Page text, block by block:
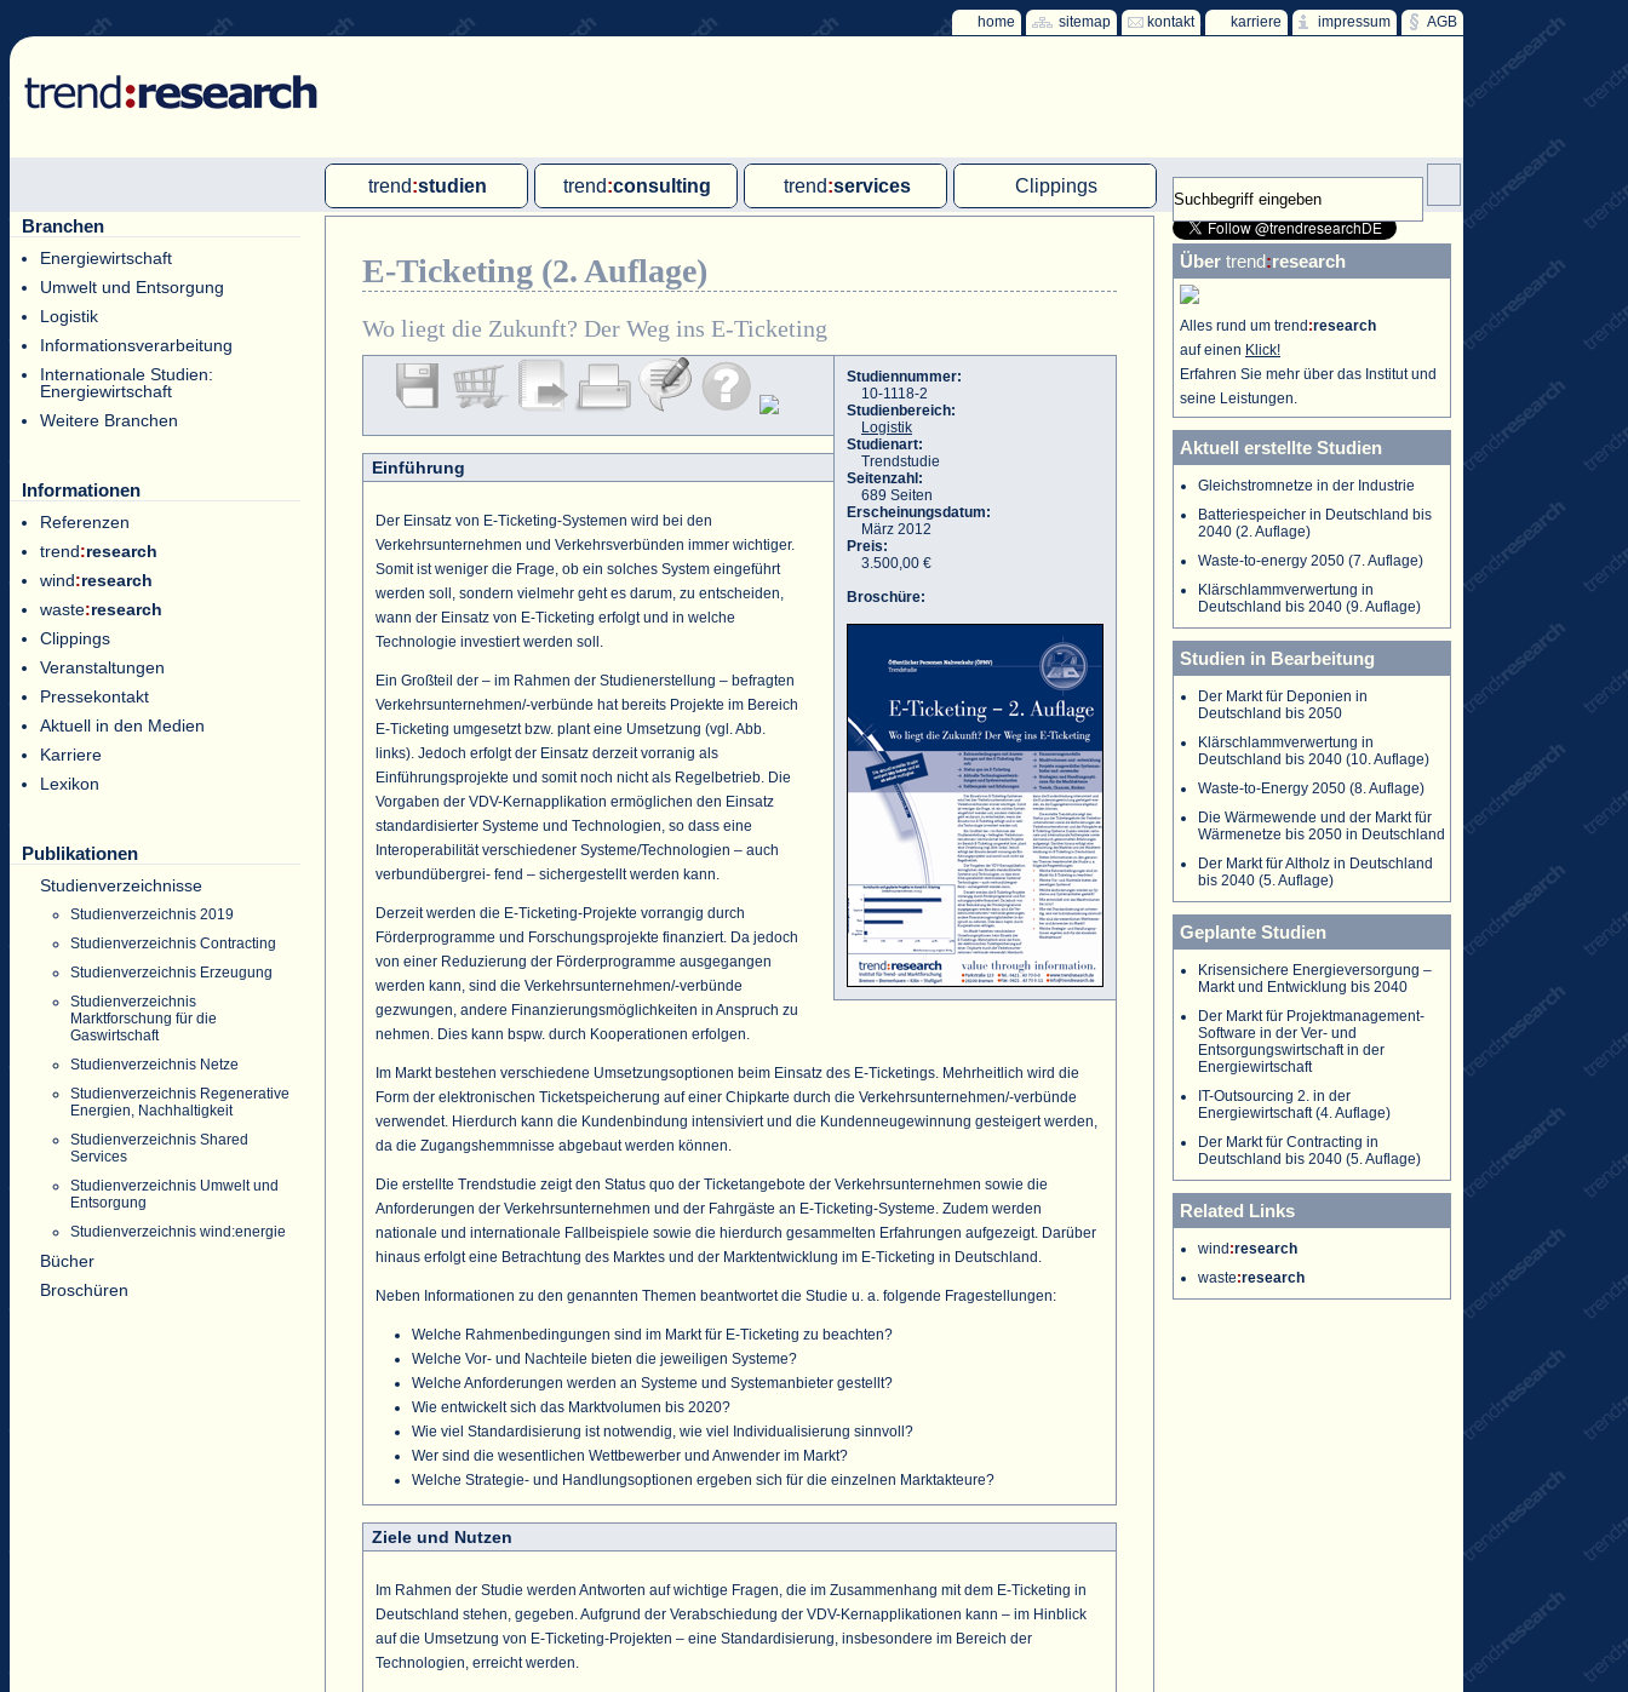
AGB
impressum
karriere
kontakt
sitemap
home
trend:studien
Single-Client-Studien
trend:consulting
Due Diligence
trend:services
Endkundenbefragung
PAP-Clipping
Mitarbeiterbefragung
Marktforschungsmanagement
Clippings
Wasserstoff
Branchen
Energiewirtschaft
Umwelt und Entsorgung
Logistik
Informationsverarbeitung
Internationale Studien:
Energiewirtschaft
Weitere Branchen
Informationen
Referenzen
trend:research
wind:research
waste:research
Clippings
Veranstaltungen
Pressekontakt
Aktuell in den Medien
Karriere
Lexikon
Publikationen
Studienverzeichnisse
Studienverzeichnis 2019
Studienverzeichnis Contracting
Studienverzeichnis Erzeugung
Studienverzeichnis
Marktforschung für die
Gaswirtschaft
Studienverzeichnis Netze
Studienverzeichnis Regenerative
Energien, Nachhaltigkeit
Studienverzeichnis Shared
Services
Studienverzeichnis Umwelt und
Entsorgung
Studienverzeichnis wind:energie
Bücher
Broschüren
E-Ticketing (2. Auflage)
Wo liegt die Zukunft? Der Weg ins E-Ticketing
Studiennummer:
10-1118-2
Studienbereich:
Logistik
Studienart:
Trendstudie
Seitenzahl:
689 Seiten
Erscheinungsdatum:
März 2012
Preis:
3.500,00 €
Broschüre:
Einführung
Der Einsatz von E-Ticketing-Systemen wird bei den
Verkehrsunternehmen und Verkehrsverbünden immer wichtiger.
Somit ist weniger die Frage, ob ein solches System eingeführt
werden soll, sondern vielmehr geht es darum, zu entscheiden,
wann der Einsatz von E-Ticketing erfolgt und in welche
Technologie investiert werden soll.
Ein Großteil der – im Rahmen der Studienerstellung – befragten
Verkehrsunternehmen/-verbünde hat bereits Projekte im Bereich
E-Ticketing umgesetzt bzw. plant eine Umsetzung (vgl. Abb.
links). Jedoch erfolgt der Einsatz derzeit vorranig als
Einführungsprojekte und somit noch nicht als Regelbetrieb. Die
Vorgaben der VDV-Kernapplikation ermöglichen den Einsatz
standardisierter Systeme und Technologien, so dass eine
Interoperabilität verschiedener Systeme/Technologien – auch
verbundübergrei- fend – sichergestellt werden kann.
Derzeit werden die E-Ticketing-Projekte vorrangig durch
Förderprogramme und Forschungsprojekte finanziert. Da jedoch
von einer Reduzierung der Förderprogramme ausgegangen
werden kann, sind die Verkehrsunternehmen/-verbünde
gezwungen, andere Finanzierungsmöglichkeiten in Anspruch zu
nehmen. Dies kann bspw. durch Kooperationen erfolgen.
Im Markt bestehen verschiedene Umsetzungsoptionen beim Einsatz des E-Ticketings. Mehrheitlich wird die
Form der elektronischen Ticketspeicherung auf einer Chipkarte durch die Verkehrsunternehmen/-verbünde
verwendet. Hierdurch kann die Kundenbindung intensiviert und die Kundenneugewinnung gesteigert werden,
da die Zugangshemmnisse abgebaut werden können.
Die erstellte Trendstudie zeigt den Status quo der Ticketangebote der Verkehrsunternehmen sowie die
Anforderungen der Verkehrsunternehmen und der Fahrgäste an E-Ticketing-Systeme. Zudem werden
nationale und internationale Fallbeispiele sowie die hierdurch gesammelten Erfahrungen aufgezeigt. Darüber
hinaus erfolgt eine Betrachtung des Marktes und der Marktentwicklung im E-Ticketing in Deutschland.
Neben Informationen zu den genannten Themen beantwortet die Studie u. a. folgende Fragestellungen:
Welche Rahmenbedingungen sind im Markt für E-Ticketing zu beachten?
Welche Vor- und Nachteile bieten die jeweiligen Systeme?
Welche Anforderungen werden an Systeme und Systemanbieter gestellt?
Wie entwickelt sich das Marktvolumen bis 2020?
Wie viel Standardisierung ist notwendig, wie viel Individualisierung sinnvoll?
Wer sind die wesentlichen Wettbewerber und Anwender im Markt?
Welche Strategie- und Handlungsoptionen ergeben sich für die einzelnen Marktakteure?
Ziele und Nutzen
Im Rahmen der Studie werden Antworten auf wichtige Fragen, die im Zusammenhang mit dem E-Ticketing in
Deutschland stehen, gegeben. Aufgrund der Verabschiedung der VDV-Kernapplikationen kann – im Hinblick
auf die Umsetzung von E-Ticketing-Projekten – eine Standardisierung, insbesondere im Bereich der
Technologien, erreicht werden.
Über trend:research
Alles rund um trend :research
auf einen Klick!
Erfahren Sie mehr über das Institut und
seine Leistungen.
Aktuell erstellte Studien
Gleichstromnetze in der Industrie
Batteriespeicher in Deutschland bis
2040 (2. Auflage)
Waste-to-energy 2050 (7. Auflage)
Klärschlammverwertung in
Deutschland bis 2040 (9. Auflage)
Studien in Bearbeitung
Der Markt für Deponien in
Deutschland bis 2050
Klärschlammverwertung in
Deutschland bis 2040 (10. Auflage)
Waste-to-Energy 2050 (8. Auflage)
Die Wärmewende und der Markt für
Wärmenetze bis 2050 in Deutschland
Der Markt für Altholz in Deutschland
bis 2040 (5. Auflage)
Geplante Studien
Krisensichere Energieversorgung –
Markt und Entwicklung bis 2040
Der Markt für Projektmanagement-
Software in der Ver- und
Entsorgungswirtschaft in der
Energiewirtschaft
IT-Outsourcing 2. in der
Energiewirtschaft (4. Auflage)
Der Markt für Contracting in
Deutschland bis 2040 (5. Auflage)
Related Links
wind :research
waste:research